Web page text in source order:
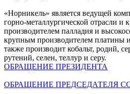
«Норникель» является ведущей
горно-металлургической отрасли
производителем палладия и
крупным производителем платины
также производит кобальт, родий,
рутений, селен, теллур и серу.
ОБРАЩЕНИЕ ПРЕЗИДЕНТА
ОБРАЩЕНИЕ ПРЕДСЕДАТЕЛЯ